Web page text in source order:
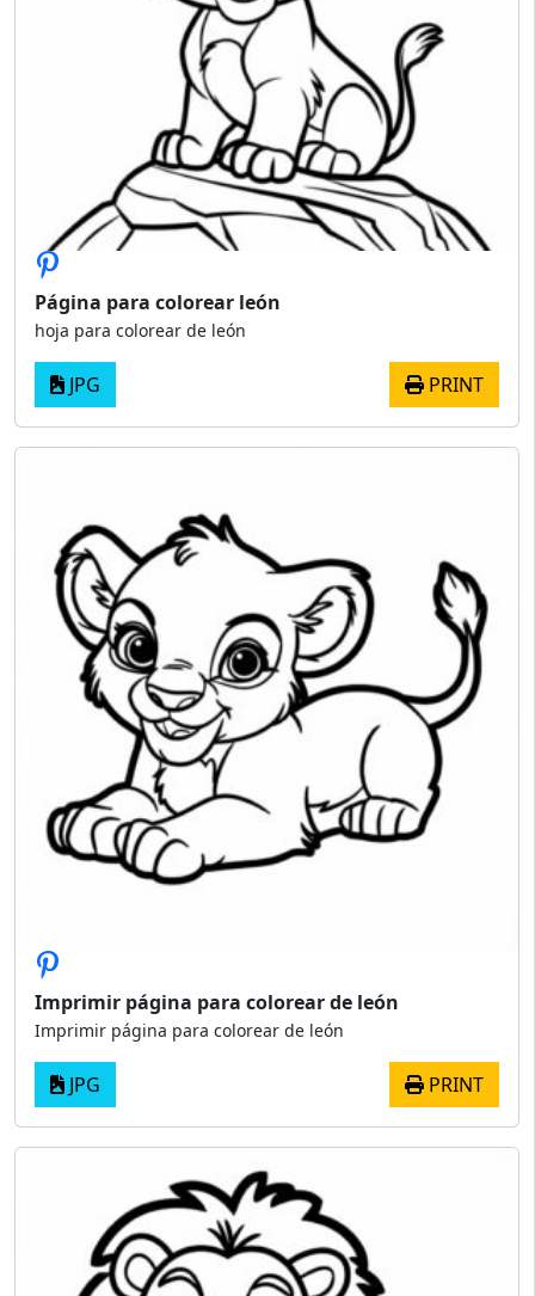
Página para colorear león
hoja para colorear de león
JPG PRINT
Imprimir página para colorear de león
Imprimir página para colorear de león
JPG PRINT